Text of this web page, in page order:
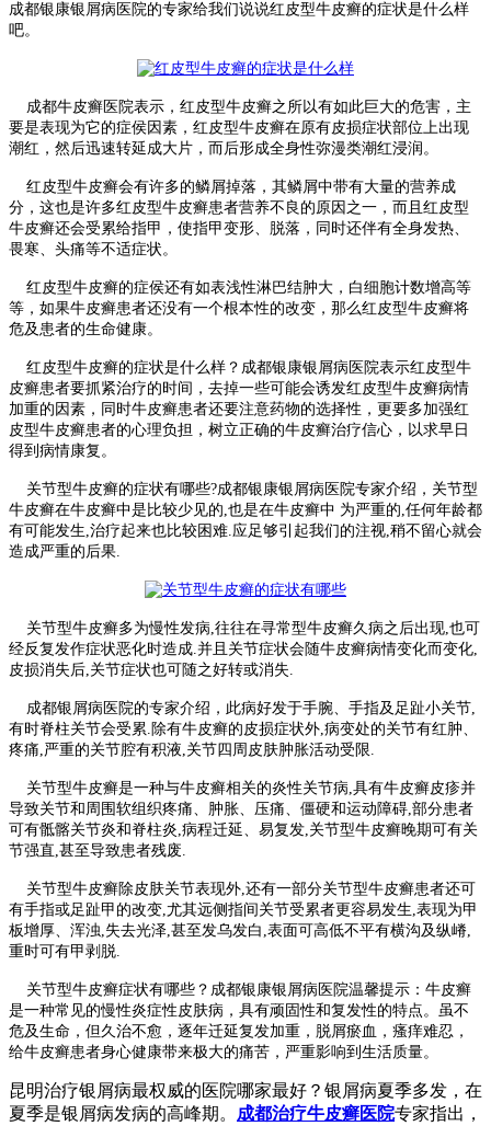
成都银康银屑病医院的专家给我们说说红皮型牛皮癣的症状是什么样
吧。
成都牛皮癣医院表示，红皮型牛皮癣之所以有如此巨大的危害，主
要是表现为它的症侯因素，红皮型牛皮癣在原有皮损症状部位上出现
潮红，然后迅速转延成大片，而后形成全身性弥漫类潮红浸润。
红皮型牛皮癣会有许多的鳞屑掉落，其鳞屑中带有大量的营养成
分，这也是许多红皮型牛皮癣患者营养不良的原因之一，而且红皮型
牛皮癣还会受累给指甲，使指甲变形、脱落，同时还伴有全身发热、
畏寒、头痛等不适症状。
红皮型牛皮癣的症侯还有如表浅性淋巴结肿大，白细胞计数增高等
等，如果牛皮癣患者还没有一个根本性的改变，那么红皮型牛皮癣将
危及患者的生命健康。
红皮型牛皮癣的症状是什么样？成都银康银屑病医院表示红皮型牛
皮癣患者要抓紧治疗的时间，去掉一些可能会诱发红皮型牛皮癣病情
加重的因素，同时牛皮癣患者还要注意药物的选择性，更要多加强红
皮型牛皮癣患者的心理负担，树立正确的牛皮癣治疗信心，以求早日
得到病情康复。
关节型牛皮癣的症状有哪些?成都银康银屑病医院专家介绍，关节型
牛皮癣在牛皮癣中是比较少见的,也是在牛皮癣中 为严重的,任何年龄都
有可能发生,治疗起来也比较困难.应足够引起我们的注视,稍不留心就会
造成严重的后果.
关节型牛皮癣多为慢性发病,往往在寻常型牛皮癣久病之后出现,也可
经反复发作症状恶化时造成.并且关节症状会随牛皮癣病情变化而变化,
皮损消失后,关节症状也可随之好转或消失.
成都银屑病医院的专家介绍，此病好发于手腕、手指及足趾小关节,
有时脊柱关节会受累.除有牛皮癣的皮损症状外,病变处的关节有红肿、
疼痛,严重的关节腔有积液,关节四周皮肤肿胀活动受限.
关节型牛皮癣是一种与牛皮癣相关的炎性关节病,具有牛皮癣皮疹并
导致关节和周围软组织疼痛、肿胀、压痛、僵硬和运动障碍,部分患者
可有骶髂关节炎和脊柱炎,病程迁延、易复发,关节型牛皮癣晚期可有关
节强直,甚至导致患者残废.
关节型牛皮癣除皮肤关节表现外,还有一部分关节型牛皮癣患者还可
有手指或足趾甲的改变,尤其远侧指间关节受累者更容易发生,表现为甲
板增厚、浑浊,失去光泽,甚至发乌发白,表面可高低不平有横沟及纵嵴,
重时可有甲剥脱.
关节型牛皮癣症状有哪些？成都银康银屑病医院温馨提示：牛皮癣
是一种常见的慢性炎症性皮肤病，具有顽固性和复发性的特点。虽不
危及生命，但久治不愈，逐年迁延复发加重，脱屑瘀血，瘙痒难忍，
给牛皮癣患者身心健康带来极大的痛苦，严重影响到生活质量。
昆明治疗银屑病最权威的医院哪家最好？银屑病夏季多发，在
夏季是银屑病发病的高峰期。 成都治疗牛皮癣医院专家指出，